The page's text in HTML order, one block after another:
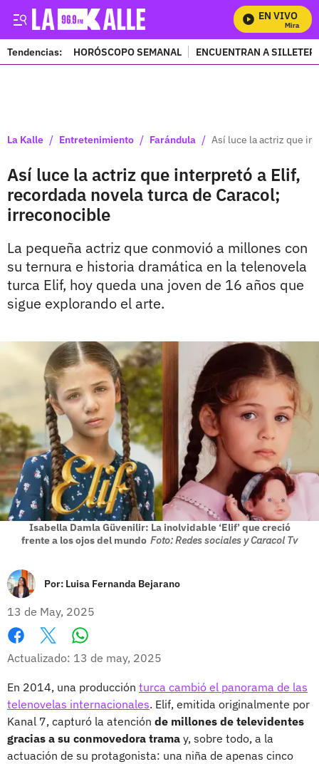
EN VIVO
Mira
Tendencias: HORÓSCOPO SEMANAL ENCUENTRAN A
La Kalle / Entretenimiento / Farándula / Así luce la actriz que
Así luce la actriz que interpretó a Elif,
recordada novela turca de Caracol;
irreconocible
La pequeña actriz que conmovió a millones con
su ternura e historia dramática en la telenovela
turca Elif, hoy queda una joven de 16 años que
sigue explorando el arte.
Isabella Damla Güvenilir: La inolvidable ‘Elif’ que creció
frente a los ojos del mundo Foto: Redes sociales y Caracol Tv
Por: Luisa Fernanda Bejarano
13 de May, 2025
Facebook
X
Actualizado: 13 de may, 2025
En 2014, una producción turca cambió el panorama de las
telenovelas internacionales. Elif, emitida originalmente por
Kanal 7, capturó la atención de millones de televidentes
gracias a su conmovedora trama y, sobre todo, a la
actuación de su protagonista: una niña de apenas cinco